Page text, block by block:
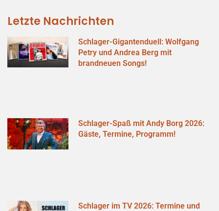
Letzte Nachrichten
Schlager-Gigantenduell: Wolfgang
Petry und Andrea Berg mit
brandneuen Songs!
Schlager-Spaß mit Andy Borg 2026:
Gäste, Termine, Programm!
Schlager im TV 2026: Termine und